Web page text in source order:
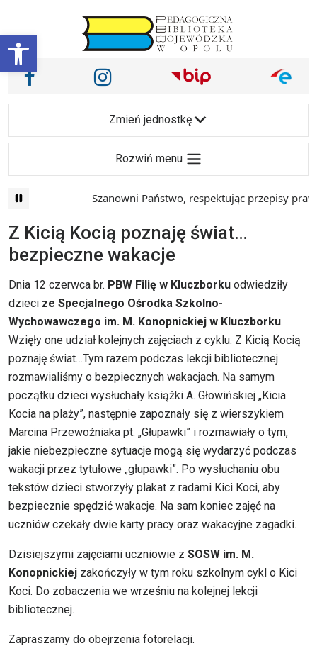
Otwórz pasek narzędzi
Main Navigation
Nasze media społecznościowe i inne
Facebook Instagram
Zmień jednostkę
Rozwiń menu
Szanowni Państwo, respektując przepisy
Z Kicią Kocią poznaję świat…
bezpieczne wakacje
Dnia 12 czerwca br. PBW Filię w Kluczborku odwiedziły
dzieci ze Specjalnego Ośrodka Szkolno-
Wychowawczego im. M. Konopnickiej w Kluczborku.
Wzięły one udział kolejnych zajęciach z cyklu: Z Kicią Kocią
poznaję świat…Tym razem podczas lekcji bibliotecznej
rozmawialiśmy o bezpiecznych wakacjach. Na samym
początku dzieci wysłuchały książki A. Głowińskiej „Kicia
Kocia na plaży”, następnie zapoznały się z wierszykiem
Marcina Przewoźniaka pt. „Głupawki” i rozmawiały o tym,
jakie niebezpieczne sytuacje mogą się wydarzyć podczas
wakacji przez tytułowe „głupawki”. Po wysłuchaniu obu
tekstów dzieci stworzyły plakat z radami Kici Koci, aby
bezpiecznie spędzić wakacje. Na sam koniec zajęć na
uczniów czekały dwie karty pracy oraz wakacyjne zagadki.
Dzisiejszymi zajęciami uczniowie z SOSW im. M.
Konopnickiej zakończyły w tym roku szkolnym cykl o Kici
Koci. Do zobaczenia we wrześniu na kolejnej lekcji
bibliotecznej.
Zapraszamy do obejrzenia fotorelacji.